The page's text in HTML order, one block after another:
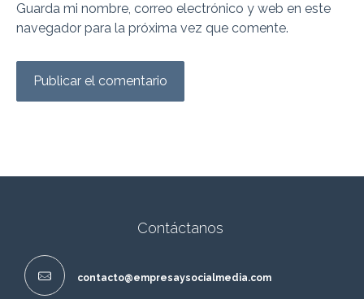
Guarda mi nombre, correo electrónico y web en este
navegador para la próxima vez que comente.
Contáctanos
contacto@empresaysocialmedia.com